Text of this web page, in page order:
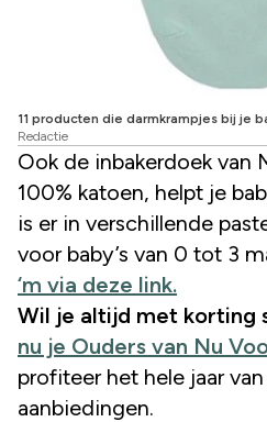
11 producten die darmkrampjes bij je
Redactie
Ook de inbakerdoek van
100% katoen, helpt je
is er in verschillende
voor baby’s van 0 tot 3
‘m via deze link.
Wil je altijd met korting
nu je Ouders van Nu
profiteer het hele jaar
aanbiedingen.